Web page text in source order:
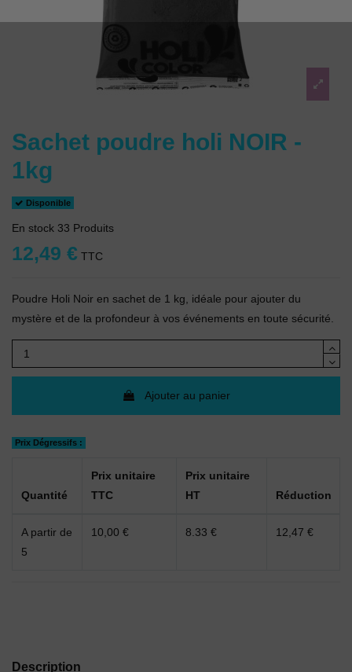
Sachet poudre holi NOIR -
1kg
Disponible
En stock 33 Produits
12,49 € TTC
Poudre Holi Noir en sachet de 1 kg, idéale pour ajouter du
mystère et de la profondeur à vos événements en toute sécurité.
Ajouter au panier
Prix Dégressifs :
Quantité
Prix unitaire
TTC
Prix unitaire
HT
Réduction
A partir de
5
10,00 € 8.33 € 12,47 €
Description